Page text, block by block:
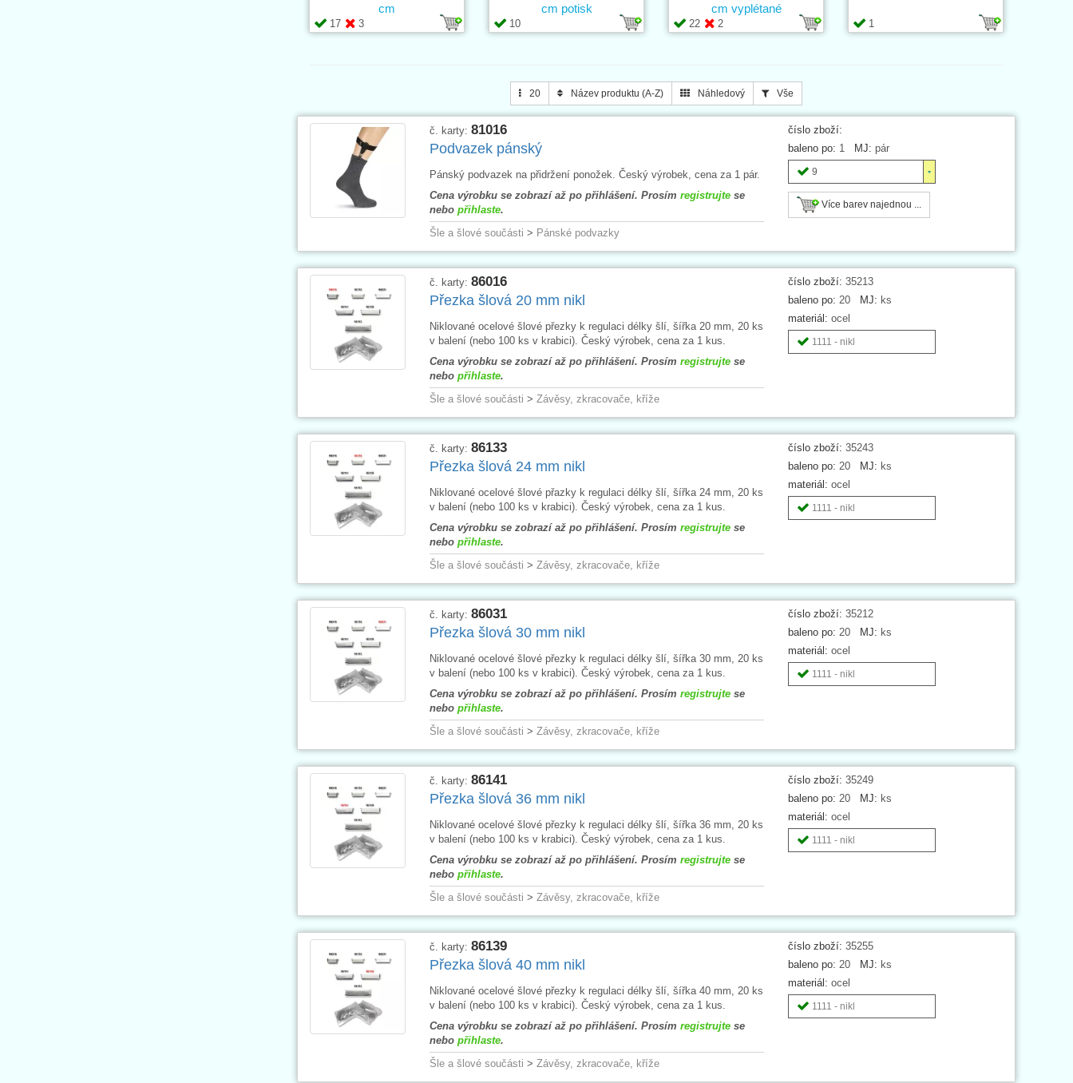
17 3
cm
10
cm potisk
22 2
cm vyplétané
1
20 Název produktu (A-Z) Náhledový Vše
číslo zboží:
baleno po: 1 MJ: pár
9
Více barev najednou ...
č. karty: 81016
Podvazek pánský
Pánský podvazek na přidržení ponožek. Český výrobek, cena za 1 pár.
Cena výrobku se zobrazí až po přihlášení. Prosím registrujtese
nebo přihlaste.
Šle a šlové součásti > Pánské podvazky
číslo zboží: 35213
baleno po: 20 MJ: ks
materiál: ocel
1111 - nikl
č. karty: 86016
Přezka šlová 20 mm nikl
Niklované ocelové šlové přezky k regulaci délky šlí, šířka 20 mm, 20 ks
v balení (nebo 100 ks v krabici). Český výrobek, cena za 1 kus.
Cena výrobku se zobrazí až po přihlášení. Prosím registrujtese
nebo přihlaste.
Šle a šlové součásti > Závěsy, zkracovače, kříže
číslo zboží: 35243
baleno po: 20 MJ: ks
materiál: ocel
1111 - nikl
č. karty: 86133
Přezka šlová 24 mm nikl
Niklované ocelové šlové přazky k regulaci délky šlí, šířka 24 mm, 20 ks
v balení (nebo 100 ks v krabici). Český výrobek, cena za 1 kus.
Cena výrobku se zobrazí až po přihlášení. Prosím registrujtese
nebo přihlaste.
Šle a šlové součásti > Závěsy, zkracovače, kříže
číslo zboží: 35212
baleno po: 20 MJ: ks
materiál: ocel
1111 - nikl
č. karty: 86031
Přezka šlová 30 mm nikl
Niklované ocelové šlové přezky k regulaci délky šlí, šířka 30 mm, 20 ks
v balení (nebo 100 ks v krabici). Český výrobek, cena za 1 kus.
Cena výrobku se zobrazí až po přihlášení. Prosím registrujtese
nebo přihlaste.
Šle a šlové součásti > Závěsy, zkracovače, kříže
číslo zboží: 35249
baleno po: 20 MJ: ks
materiál: ocel
1111 - nikl
č. karty: 86141
Přezka šlová 36 mm nikl
Niklované ocelové šlové přezky k regulaci délky šlí, šířka 36 mm, 20 ks
v balení (nebo 100 ks v krabici). Český výrobek, cena za 1 kus.
Cena výrobku se zobrazí až po přihlášení. Prosím registrujtese
nebo přihlaste.
Šle a šlové součásti > Závěsy, zkracovače, kříže
číslo zboží: 35255
baleno po: 20 MJ: ks
materiál: ocel
1111 - nikl
č. karty: 86139
Přezka šlová 40 mm nikl
Niklované ocelové šlové přezky k regulaci délky šlí, šířka 40 mm, 20 ks
v balení (nebo 100 ks v krabici). Český výrobek, cena za 1 kus.
Cena výrobku se zobrazí až po přihlášení. Prosím registrujtese
nebo přihlaste.
Šle a šlové součásti > Závěsy, zkracovače, kříže